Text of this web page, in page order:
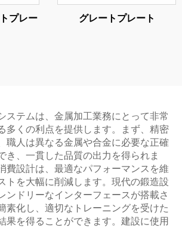
プレー
グレートプレート
ステムは、金属加工業務にとって非常
多くの利点を提供します。まず、精密
職人は異なる金属や合金に必要な正確
き、一貫した品質の出力を得られま
費設計は、最適なパフォーマンスを維
トを大幅に削減します。現代の鍛造設
ンドリーなインターフェースが搭載さ
素化し、適切なトレーニングを受けた
果を得ることができます。建設に使用